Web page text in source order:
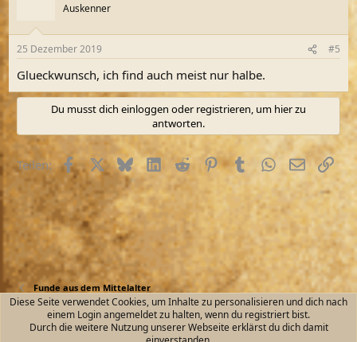
Auskenner
25 Dezember 2019 #5
Glueckwunsch, ich find auch meist nur halbe.
Du musst dich einloggen oder registrieren, um hier zu
antworten.
Teilen: FacebookX (Twitter)
BlueskyLinkedIn
RedditPinterestTumblrWhatsApp
E-MailLink
Funde aus dem Mittelalter
Kontakt Nutzungsbedingungen
Datenschutz
Start
R
Diese Seite verwendet Cookies, um Inhalte zu personalisieren und dich nach
einem Login angemeldet zu halten, wenn du registriert bist.
Durch die weitere Nutzung unserer Webseite erklärst du dich damit